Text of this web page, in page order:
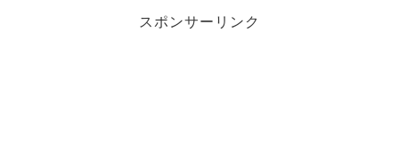
スポンサーリンク